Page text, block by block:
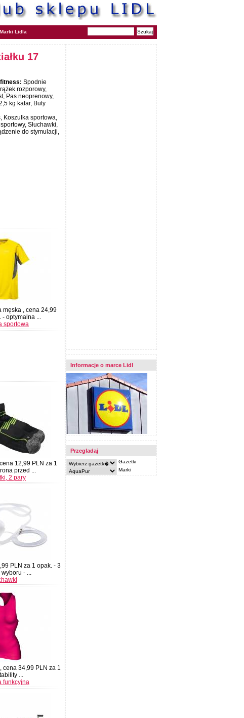
Marki Lidla
17
Spodnie
rozporowy,
Pas neoprenowy,
kg kafar, Buty
Koszulka sportowa,
Słuchawki,
do stymulacji,
męska , cena 24,99
- optymalna ...
sportowa
12,99 PLN za 1
przed ...
2 pary
PLN za 1 opak. - 3
- ...
cena 34,99 PLN za 1
...
funkcyjna
Informacje o marce Lidl
Przegladaj
Gazetki
Marki